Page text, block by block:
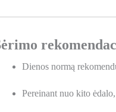
Dienos normą
Pereinant nuo kito